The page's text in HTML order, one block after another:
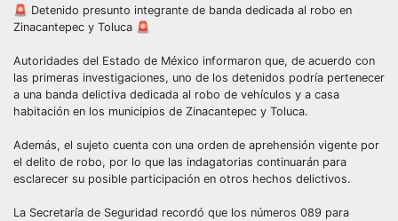
🚨 Detenido presunto integrante de banda dedicada al robo en
Zinacantepec y Toluca 🚨
Autoridades del Estado de México informaron que, de acuerdo con
las primeras investigaciones, uno de los detenidos podría pertenecer
a una banda delictiva dedicada al robo de vehículos y a casa
habitación en los municipios de Zinacantepec y Toluca.
Además, el sujeto cuenta con una orden de aprehensión vigente por
el delito de robo, por lo que las indagatorias continuarán para
esclarecer su posible participación en otros hechos delictivos.
La Secretaría de Seguridad recordó que los números 089 para